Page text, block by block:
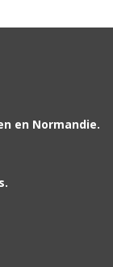
en Normandie.